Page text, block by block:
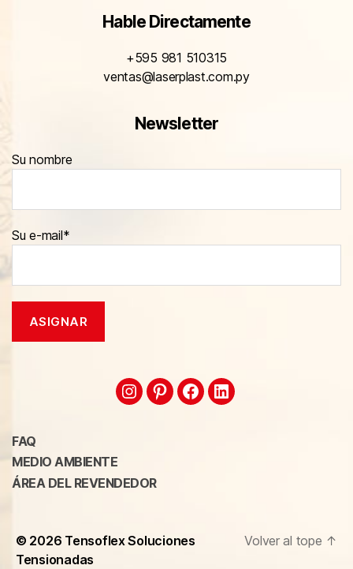
Hable Directamente
+595 981 510315
ventas@laserplast.com.py
Newsletter
Su nombre
Su e-mail*
FAQ
MEDIO AMBIENTE
ÁREA DEL REVENDEDOR
© 2026 Tensoflex Soluciones
Tensionadas
Volver al tope ↑